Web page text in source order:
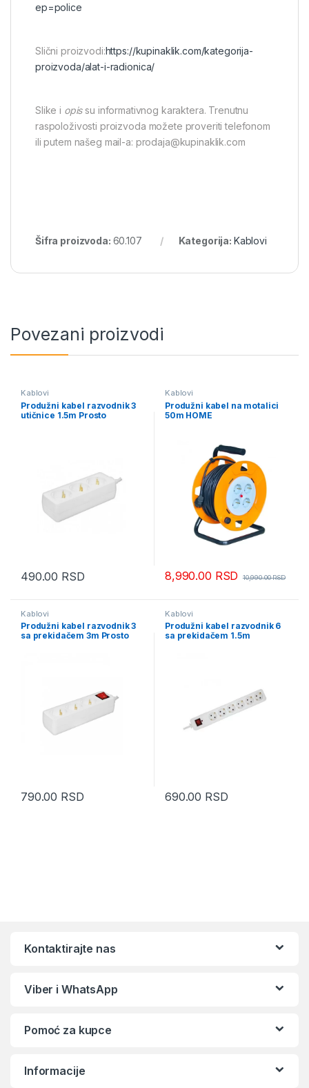
ep=police
Slični proizvodi:https://kupinaklik.com/kategorija-
proizvoda/alat-i-radionica/
Slike i opissu informativnog karaktera. Trenutnu
raspoloživosti proizvoda možete proveriti telefonom
ili putem našeg mail-a: prodaja@kupinaklik.com
Šifra proizvoda: 60.107 Kategorija: Kablovi
Povezani proizvodi
Kablovi
Produžni kabel razvodnik 3
utičnice 1.5m Prosto
490.00 RSD
Kablovi
Produžni kabel na motalici
50m HOME
8,990.00 RSD 10,990.00RSD
Kablovi
Produžni kabel razvodnik 3
sa prekidačem 3m Prosto
790.00 RSD
Kablovi
Produžni kabel razvodnik 6
sa prekidačem 1.5m
690.00 RSD
Kontaktirajte nas
Viber i WhatsApp
Pomoć za kupce
Informacije